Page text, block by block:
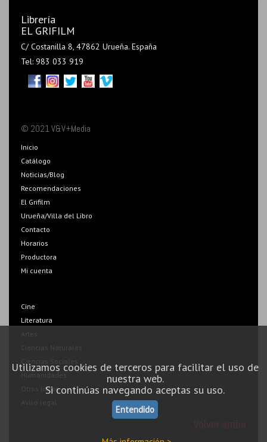
Utilizamos cookies de terceros para facilitar el uso de
nuestra web.
Si continúas navegando aceptas su uso.
Entendido
Librería
EL GRIFILM
C/ Costanilla 8, 47862 Urueña. España
Tel: 983 033 919
© 2021 V&V+Media
Inicio
Catálogo
Noticias/Blog
Recomendaciones
El Grifilm
Urueña/Villa del Libro
Contacto
Horarios
Productora
Mi cuenta
Cine
Literatura
Artes
Ciencias Naturales
Ciencias Sociales
Humanidades
Otros libros
Aviso legal
Volver arriba